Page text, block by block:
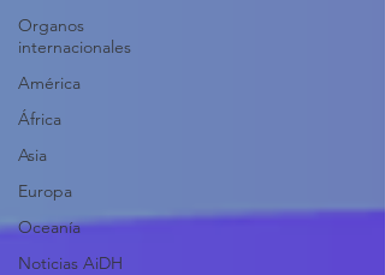
Organos
internacionales
América
África
Asia
Europa
Oceanía
Noticias AiDH